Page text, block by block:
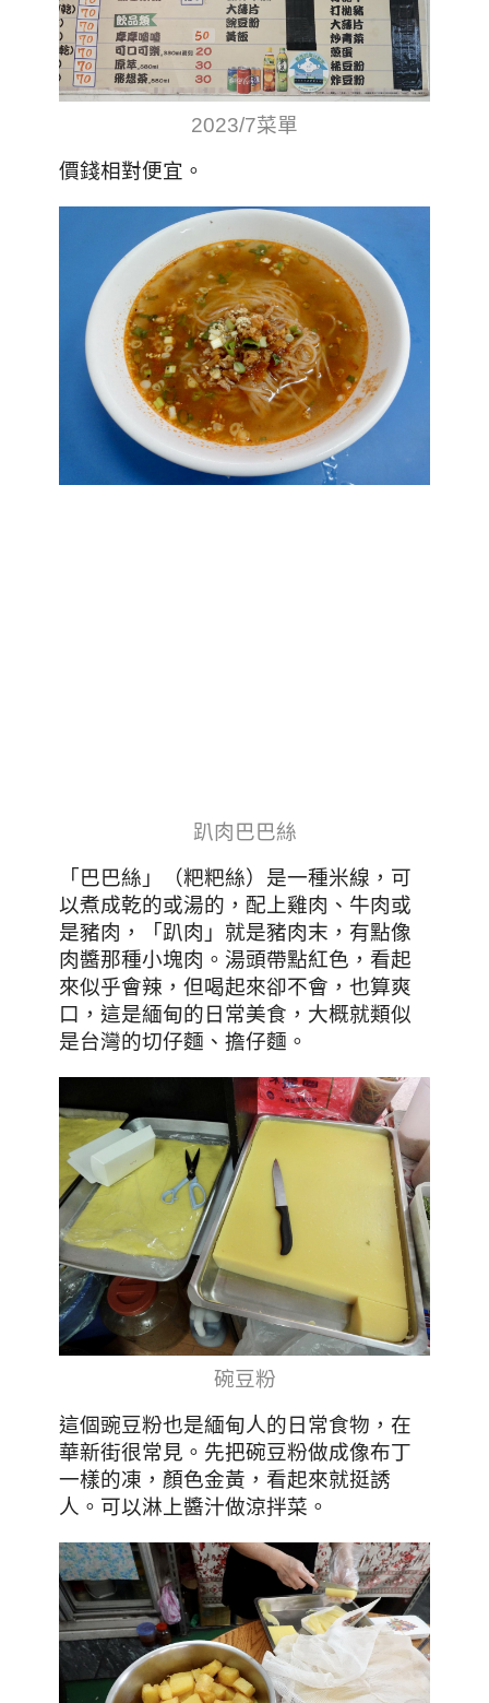
2023/7菜單
價錢相對便宜 。
趴肉巴巴絲
「巴巴絲」（粑粑絲）是一種米線，可
以煮成乾的或湯的，配上雞肉、牛肉或
是豬肉，「趴肉」就是豬肉末，有點像
肉醬那種小塊肉。湯頭帶點紅色，看起
來似乎會辣，但喝起來卻不會，也算爽
口，這是緬甸的日常美食，大概就類似
是台灣的切仔麵、擔仔麵。
碗豆粉
這個豌豆粉也是緬甸人的日常食物，在
華新街很常見。先把碗豆粉做成像布丁
一樣的凍，顏色金黃，看起來就挺誘
人。可以淋上醬汁做涼拌菜。